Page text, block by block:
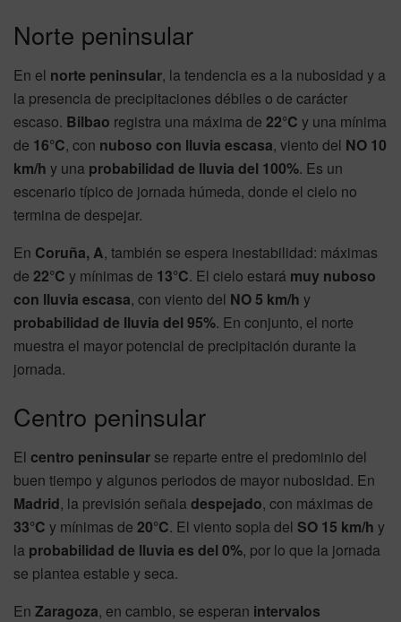
Norte peninsular
En el norte peninsular, la tendencia es a la nubosidad y a
la presencia de precipitaciones débiles o de carácter
escaso. Bilbao registra una máxima de 22°C y una mínima
de 16°C, con nuboso con lluvia escasa, viento del NO 10
km/h y una probabilidad de lluvia del 100%. Es un
escenario típico de jornada húmeda, donde el cielo no
termina de despejar.
En Coruña, A, también se espera inestabilidad: máximas
de 22°C y mínimas de 13°C. El cielo estará muy nuboso
con lluvia escasa, con viento del NO 5 km/h y
probabilidad de lluvia del 95%. En conjunto, el norte
muestra el mayor potencial de precipitación durante la
jornada.
Centro peninsular
El centro peninsular se reparte entre el predominio del
buen tiempo y algunos periodos de mayor nubosidad. En
Madrid, la previsión señaladespejado, con máximas de
33°C y mínimas de 20°C. El viento sopla del SO 15 km/h y
la probabilidad de lluvia es del 0%, por lo que la jornada
se plantea estable y seca.
En Zaragoza, en cambio, se esperan intervalos